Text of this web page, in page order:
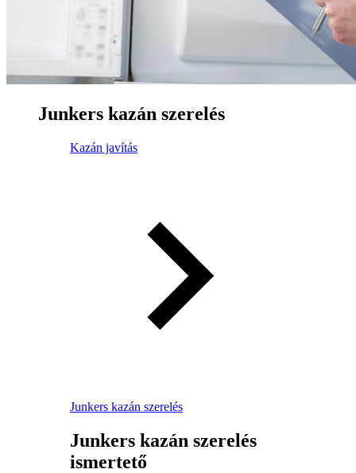
Junkers kazán szerelés
Kazán javítás
Junkers kazán szerelés
Junkers kazán szerelés
ismertető